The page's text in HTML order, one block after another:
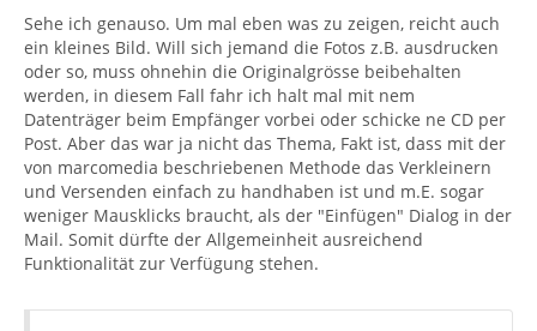
Sehe ich genauso. Um mal eben was zu zeigen, reicht auch
ein kleines Bild. Will sich jemand die Fotos z.B. ausdrucken
oder so, muss ohnehin die Originalgrösse beibehalten
werden, in diesem Fall fahr ich halt mal mit nem
Datenträger beim Empfänger vorbei oder schicke ne CD per
Post. Aber das war ja nicht das Thema, Fakt ist, dass mit der
von marcomedia beschriebenen Methode das Verkleinern
und Versenden einfach zu handhaben ist und m.E. sogar
weniger Mausklicks braucht, als der "Einfügen" Dialog in der
Mail. Somit dürfte der Allgemeinheit ausreichend
Funktionalität zur Verfügung stehen.